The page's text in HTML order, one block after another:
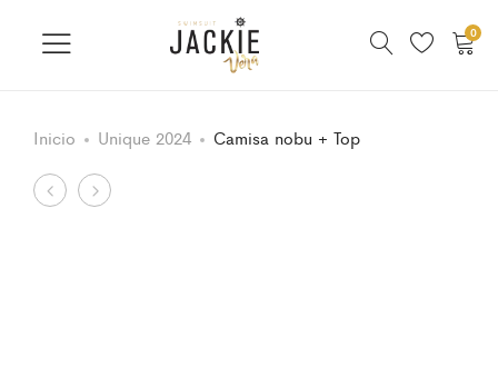
0
Inicio Unique 2024 Camisa nobu + Top
Product
Swimsuit
Swimsuit